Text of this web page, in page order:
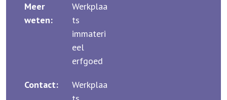
Meer
weten:
Werkplaa
ts
immateri
eel
erfgoed
Contact:
Werkplaa